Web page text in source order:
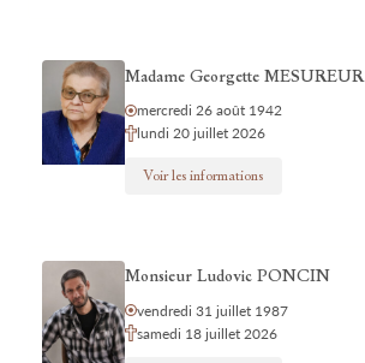
Madame Georgette MESUREUR
mercredi 26 août 1942
lundi 20 juillet 2026
Voir les informations
Monsieur Ludovic PONCIN
vendredi 31 juillet 1987
samedi 18 juillet 2026